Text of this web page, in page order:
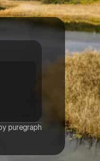
puregraph